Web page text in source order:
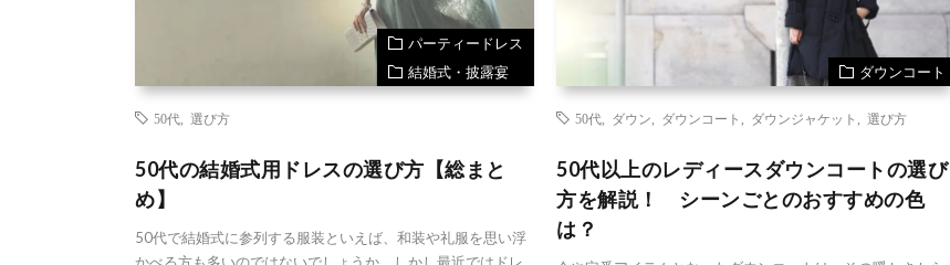
パーティードレス
結婚式・披露宴
50代 選び方
50代の結婚式用ドレスの選び方【総まと
め】
50代で結婚式に参列する服装といえば、和装や礼服を思い浮
ダウンコート
50代 ダウン ダウンコート ダウンジャケット ,選び方
50代以上のレディースダウンコートの選び
方を解説！ シーンごとのおすすめの色
は？